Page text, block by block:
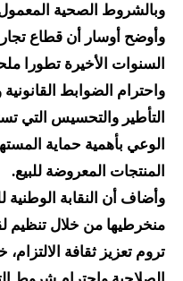
وبالشروط الصحية المعمول
وأوضح أوسار أن قطاع
السنوات الأخيرة تطورا
واحترام الضوابط
التأطير والتحسيس التي
الوعي بأهمية حماية
المنتجات المعروضة للبيع.
وأضاف أن النقابة الوطنية
منخرطيها من خلال تنظيم
تروم تعزيز ثقافة